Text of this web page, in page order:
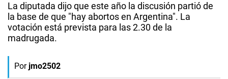
La diputada dijo que este año la discusión partió de
la base de que "hay abortos en Argentina". La
votación está prevista para las 2.30 de la
madrugada.
Por jmo2502